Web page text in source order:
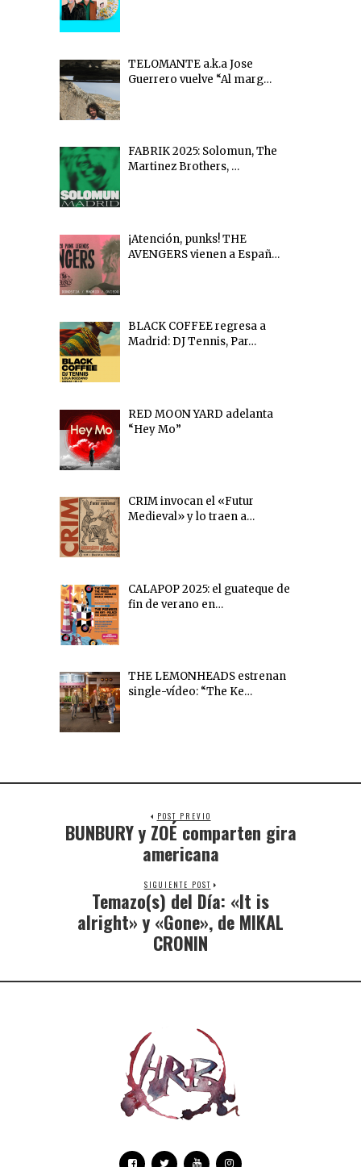
TELOMANTE a.k.a Jose
Guerrero vuelve “Al marg…
FABRIK 2025: Solomun, The
Martinez Brothers, …
¡Atención, punks! THE
AVENGERS vienen a Españ…
BLACK COFFEE regresa a
Madrid: DJ Tennis, Par…
RED MOON YARD adelanta
“Hey Mo”
CRIM invocan el «Futur
Medieval» y lo traen a…
CALAPOP 2025: el guateque de
fin de verano en…
THE LEMONHEADS estrenan
single-vídeo: “The Ke…
POST PREVIO
BUNBURY y ZOÉ comparten gira
americana
SIGUIENTE POST
Temazo(s) del Día: «It is
alright» y «Gone», de MIKAL
CRONIN